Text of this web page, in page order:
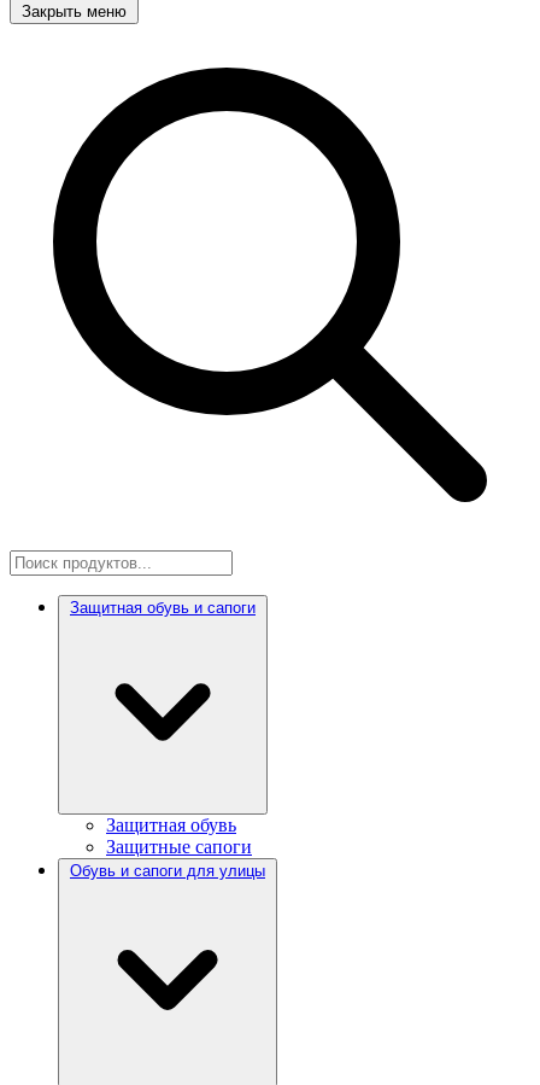
Закрыть меню
Защитная обувь и сапоги
Защитная обувь
Защитные сапоги
Обувь и сапоги для улицы